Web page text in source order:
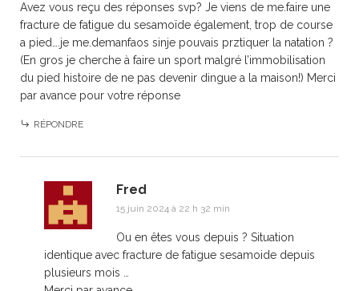
Avez vous reçu des réponses svp? Je viens de me.faire une
fracture de fatigue du sesamoïde également, trop de course
a pied….je me.demanfaos sinje pouvais prztiquer la natation ?
(En gros je cherche à faire un sport malgré l’immobilisation
du pied histoire de ne pas devenir dingue a la maison!) Merci
par avance pour votre réponse
RÉPONDRE
Fred
15 juin 2024 à 22 h 32 min
Ou en êtes vous depuis ? Situation
identique avec fracture de fatigue sesamoide depuis
plusieurs mois …